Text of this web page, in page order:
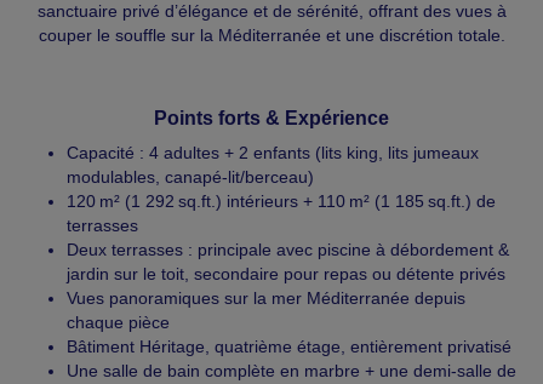
sanctuaire privé d’élégance et de sérénité, offrant des vues à
couper le souffle sur la Méditerranée et une discrétion totale.
Points forts & Expérience
Capacité : 4 adultes + 2 enfants (lits king, lits jumeaux
modulables, canapé-lit/berceau)
120 m² (1 292 sq.ft.) intérieurs + 110 m² (1 185 sq.ft.) de
terrasses
Deux terrasses : principale avec piscine à débordement &
jardin sur le toit, secondaire pour repas ou détente privés
Vues panoramiques sur la mer Méditerranée depuis
chaque pièce
Bâtiment Héritage, quatrième étage, entièrement privatisé
Une salle de bain complète en marbre + une demi-salle de